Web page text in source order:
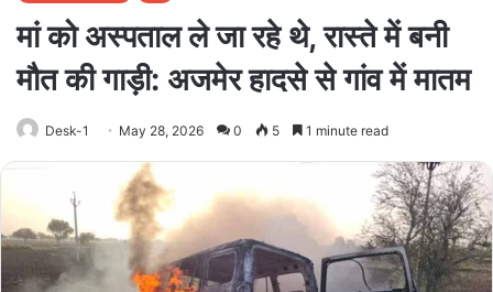
मां को अस्पताल ले जा रहे थे, रास्ते में बनी
मौत की गाड़ी: अजमेर हादसे से गांव में मातम
Desk-1 May 28, 2026 0 5 1 minute read